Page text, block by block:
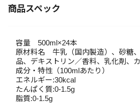
商品スペック
容量 500ml×24本
原材料名 牛乳（国内製造）、砂糖
品、デキストリン／香料、乳化剤、
成分・特性（100mlあたり）
エネルギー:30kcal
たんぱく質:0-1.5g
脂質:0-1.5g